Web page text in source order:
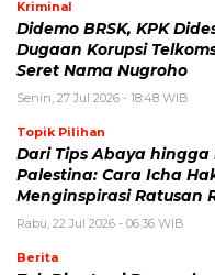
Kriminal
Didemo BRSK, KPK
Dugaan Korupsi
Seret Nama Nugroho
Senin, 27 Jul 2026 - 18:48 WIB
Topik Pilihan
Dari Tips Abaya hingga
Palestina: Cara Icha
Menginspirasi Ratusan
Rabu, 22 Jul 2026 - 06:36 WIB
Berita